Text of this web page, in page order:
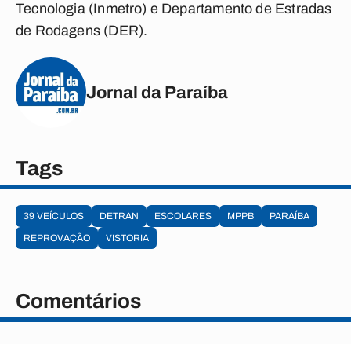
Tecnologia (Inmetro) e Departamento de Estradas
de Rodagens (DER).
Jornal da Paraíba
Tags
39 VEÍCULOS DETRAN ESCOLARES MPPB
PARAÍBA
REPROVAÇÃO
VISTORIA
Comentários